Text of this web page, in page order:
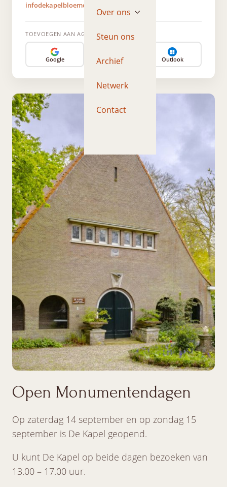
Over ons
Steun ons
Archief
Netwerk
Contact
infodekapelbloemendaal@gmail.com
TOEVOEGEN AAN AGENDA
Google Apple Outlook
Open Monumentendagen
Op zaterdag 14 september en op zondag 15
september is De Kapel geopend.
U kunt De Kapel op beide dagen bezoeken van
13.00 – 17.00 uur.